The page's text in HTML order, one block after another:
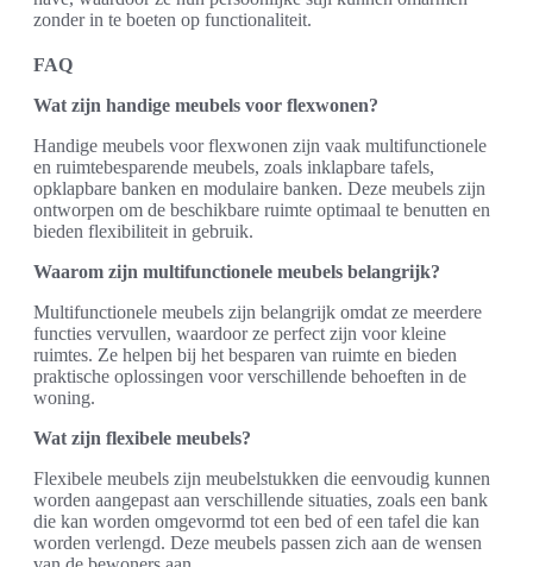
zonder in te boeten op functionaliteit.
FAQ
Wat zijn handige meubels voor flexwonen?
Handige meubels voor flexwonen zijn vaak multifunctionele
en ruimtebesparende meubels, zoals inklapbare tafels,
opklapbare banken en modulaire banken. Deze meubels zijn
ontworpen om de beschikbare ruimte optimaal te benutten en
bieden flexibiliteit in gebruik.
Waarom zijn multifunctionele meubels belangrijk?
Multifunctionele meubels zijn belangrijk omdat ze meerdere
functies vervullen, waardoor ze perfect zijn voor kleine
ruimtes. Ze helpen bij het besparen van ruimte en bieden
praktische oplossingen voor verschillende behoeften in de
woning.
Wat zijn flexibele meubels?
Flexibele meubels zijn meubelstukken die eenvoudig kunnen
worden aangepast aan verschillende situaties, zoals een bank
die kan worden omgevormd tot een bed of een tafel die kan
worden verlengd. Deze meubels passen zich aan de wensen